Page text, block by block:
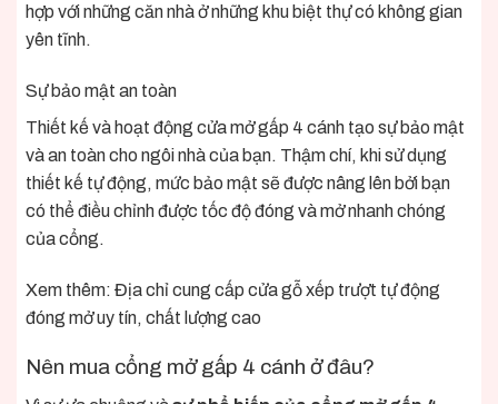
hợp với những căn nhà ở những khu biệt thự có không gian
yên tĩnh.
Sự bảo mật an toàn
Thiết kế và hoạt động cửa mở gấp 4 cánh tạo sự bảo mật
và an toàn cho ngôi nhà của bạn. Thậm chí, khi sử dụng
thiết kế tự động, mức bảo mật sẽ được nâng lên bởi bạn
có thể điều chỉnh được tốc độ đóng và mở nhanh chóng
của cổng.
Xem thêm: Địa chỉ cung cấp cửa gỗ xếp trượt tự động
đóng mở uy tín, chất lượng cao
Nên mua cổng mở gấp 4 cánh ở đâu?